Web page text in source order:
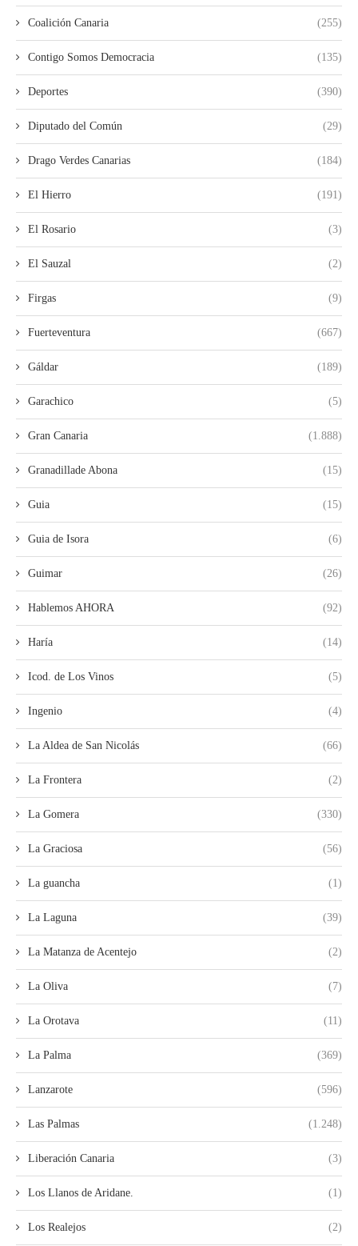
Coalición Canaria (255)
Contigo Somos Democracia (135)
Deportes (390)
Diputado del Común (29)
Drago Verdes Canarias (184)
El Hierro (191)
El Rosario (3)
El Sauzal (2)
Firgas (9)
Fuerteventura (667)
Gáldar (189)
Garachico (5)
Gran Canaria (1.888)
Granadillade Abona (15)
Guia (15)
Guia de Isora (6)
Guimar (26)
Hablemos AHORA (92)
Haría (14)
Icod. de Los Vinos (5)
Ingenio (4)
La Aldea de San Nicolás (66)
La Frontera (2)
La Gomera (330)
La Graciosa (56)
La guancha (1)
La Laguna (39)
La Matanza de Acentejo (2)
La Oliva (7)
La Orotava (11)
La Palma (369)
Lanzarote (596)
Las Palmas (1.248)
Liberación Canaria (3)
Los Llanos de Aridane. (1)
Los Realejos (2)